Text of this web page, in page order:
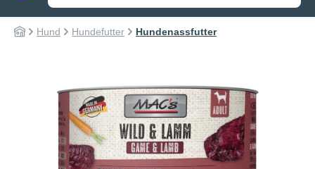
Hund Hundefutter Hundenassfutter
Bildergalerie überspringen